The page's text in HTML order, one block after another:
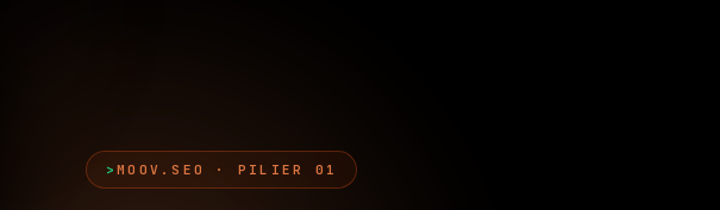
Réalisations
MOOV.SEO · PILIER 01